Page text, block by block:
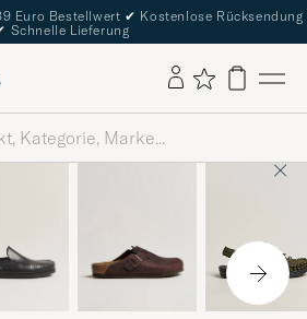
Euro Bestellwert ✔ Kostenlose Rücksendung
Schnelle Lieferung